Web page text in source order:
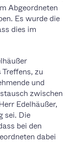
Abgeordneten
Es wurde die
dies im
zu
und
zwischen
Edelhäußer,
sei. Die
bei den
dabei